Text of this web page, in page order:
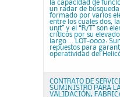
la capacidad de
un radar de
formado por varios
entre los cuales dos,
unit” y el “R/T” son
críticos por su
largo ... LOT-0002:
repuestos para
operatividad del
CONTRATO DE
SUMINISTRO PARA
VALIDACIÓN,